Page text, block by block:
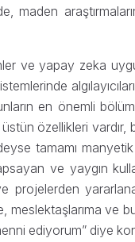
maden
ve yapay zeka
en önemli
üstün özellikleri
tamamı
ve yaygın
projelerden
meslektaşlarıma ve
ediyorum” diye